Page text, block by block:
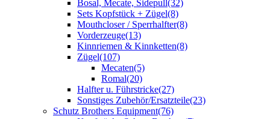
Bosal, Mecate, Sidepull(32)
Sets Kopfstück + Zügel(8)
Mouthcloser / Sperrhalfter(8)
Vorderzeuge(13)
Kinnriemen & Kinnketten(8)
Zügel(107)
Mecaten(5)
Romal(20)
Halfter u. Führstricke(27)
Sonstiges Zubehör/Ersatzteile(23)
Schutz Brothers Equipment(76)